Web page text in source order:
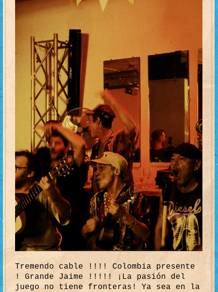
Tremendo cable !!!! Colombia presente
! Grande Jaime !!!!! ¡La pasión del
juego no tiene fronteras! Ya sea en la